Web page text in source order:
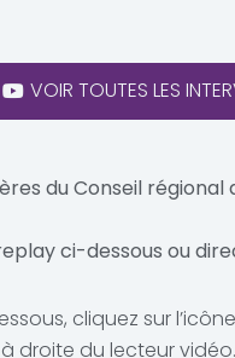
VOIR TOUTES LES
du Conseil régional
ci-dessous ou
cliquez sur l’icône
droite du lecteur vidéo.